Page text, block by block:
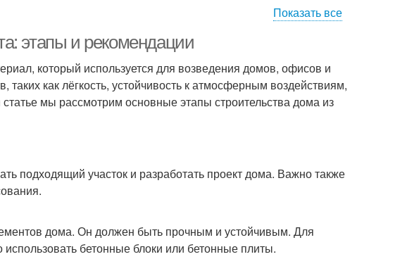
Показать все
этапы и рекомендации
который используется для возведения домов, офисов и
как лёгкость, устойчивость к атмосферным воздействиям,
мы рассмотрим основные этапы строительства дома из
подходящий участок и разработать проект дома. Важно также
дома. Он должен быть прочным и устойчивым. Для
бетонные блоки или бетонные плиты.